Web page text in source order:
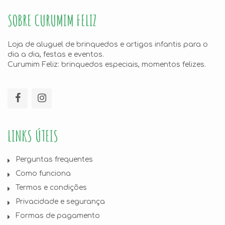
SOBRE CURUMIM FELIZ
Loja de aluguel de brinquedos e artigos infantis para o
dia a dia, festas e eventos.
Curumim Feliz: brinquedos especiais, momentos felizes.
LINKS ÚTEIS
Perguntas frequentes
Como funciona
Termos e condições
Privacidade e segurança
Formas de pagamento